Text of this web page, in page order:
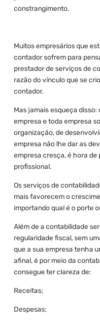
constrangimento.
Muitos empresários que
contador sofrem para
prestador de serviços de
razão do vínculo que se
contador.
Mas jamais esqueça
empresa e toda empresa
organização, de
empresa não lhe dar as
empresa cresça, é hora de
profissional.
Os serviços de
mais favorecem o
importando qual é o porte
Além de a contabilidade
regularidade fiscal, sem
que a sua empresa tenha
afinal, é por meio da
consegue ter clareza de:
Receitas;
Despesas;